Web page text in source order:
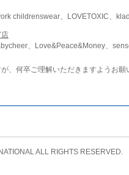
childrenswear、LOVETOXIC、
店
、Love&Peace&Money、
、何卒ご理解いただきますようお願